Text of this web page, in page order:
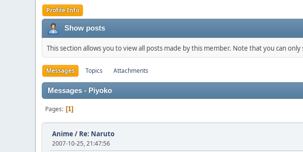
Profile Info
Show posts
This section allows you to view all posts made by this member. Note that you can
Messages Topics Attachments
Messages - Piyoko
Pages 1
Anime/ Re: Naruto
2007-10-25, 21:47:56